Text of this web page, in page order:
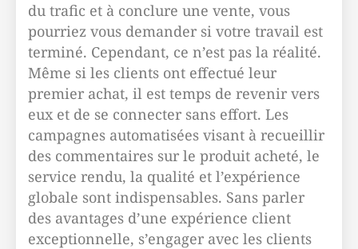
du trafic et à conclure une vente, vous
pourriez vous demander si votre travail est
terminé. Cependant, ce n’est pas la réalité.
Même si les clients ont effectué leur
premier achat, il est temps de revenir vers
eux et de se connecter sans effort. Les
campagnes automatisées visant à recueillir
des commentaires sur le produit acheté, le
service rendu, la qualité et l’expérience
globale sont indispensables. Sans parler
des avantages d’une expérience client
exceptionnelle, s’engager avec les clients